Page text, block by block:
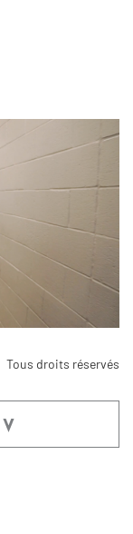
Tous droits réservés